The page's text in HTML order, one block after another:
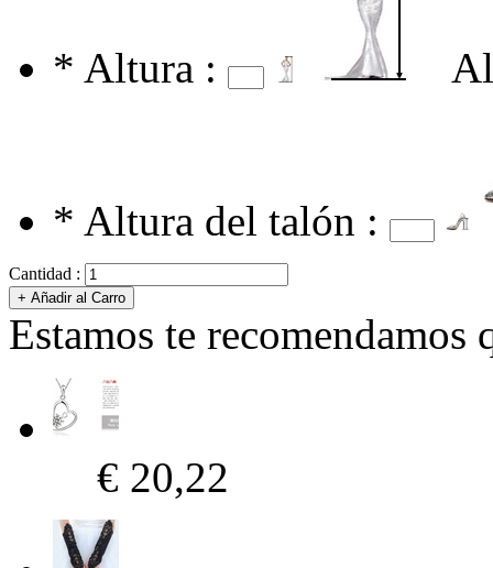
* Altura :
* Altura del talón :
Cantidad :
Estamos te recomendamos
€ 20,22